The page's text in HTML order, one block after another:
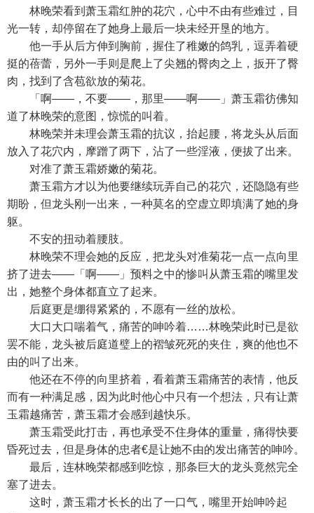
林晚荣看到萧玉霜红肿的花穴，心中不由有些难过，目
光一转，却停留在了她身上最后一块未经开垦的地方。
他一手从后方伸到胸前，握住了稚嫩的鸽乳，逗弄着硬
挺的蓓蕾，另外一手则是爬上了尖翘的臀肉之上，扳开了臀
肉，找到了含苞欲放的菊花。
「啊——，不要——，那里——啊——」萧玉霜彷佛知
道了林晚荣的意图，惊慌的叫着。
林晚荣并未理会萧玉霜的抗议，抬起腰，将龙头从后面
放入了花穴内，摩蹭了两下，沾了一些淫液，便拔了出来。
对准了萧玉霜娇嫩的菊花。
萧玉霜方才以为他要继续玩弄自己的花穴，还隐隐有些
期盼，但龙头刚一出来，一种莫名的空虚立即填满了她的身
躯。
不安的扭动着腰肢。
林晚荣不理会她的反应，把龙头对准菊花一点一点向里
挤了进去——「啊——」预料之中的惨叫从萧玉霜的嘴里发
出，她整个身体都直立了起来。
后庭更是绷得紧紧的，不愿有一丝的放松。
大口大口喘着气，痛苦的呻吟着……林晚荣此时已是欲
罢不能，龙头被后庭道璧上的褶皱死死的夹住，爽的他也不
由的叫了出来。
他还在不停的向里挤着，看着萧玉霜痛苦的表情，他反
而有一种满足感，因为此时他心中只有一个想法，只有让萧
玉霜越痛苦，萧玉霜才会感到越快乐。
萧玉霜受此打击，再也承受不住身体的重量，痛得快要
昏死过去，但是身体的忠者€是让她不由的发出痛苦的呻吟。
最后，连林晚荣都感到吃惊，那条巨大的龙头竟然完全
塞了进去。
这时，萧玉霜才长长的出了一口气，嘴里开始呻吟起